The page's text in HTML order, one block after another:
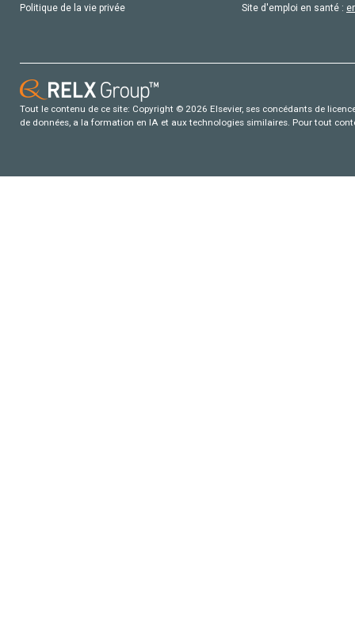
Politique de la vie privée
Site d'emploi en santé :
Tout le contenu de ce site: Copyright © 2026 Elsevier, ses concédants de
de données, a la formation en IA et aux technologies similaires. Pour tout